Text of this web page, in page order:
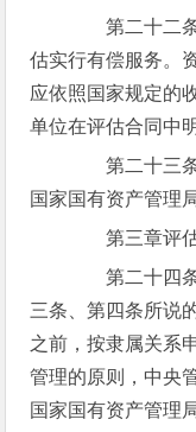
第二十二条
估实行有偿服务。
应依照国家规定的
单位在评估合同中
第二十三条
国家国有资产管理
第三章评
第二十四条
三条、第四条所说
之前，按隶属关系
管理的原则，中央
国家国有资产管理